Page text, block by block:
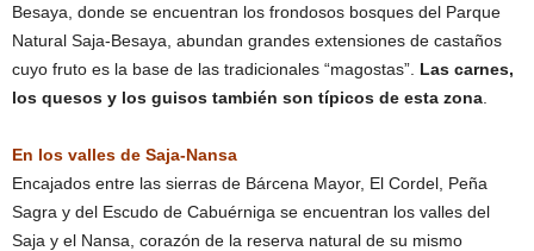
Besaya, donde se encuentran los frondosos bosques del Parque
Natural Saja-Besaya, abundan grandes extensiones de castaños
cuyo fruto es la base de las tradicionales “magostas”. Las carnes,
los quesos y los guisos también son típicos de esta zona
En los valles de Saja-Nansa
Encajados entre las sierras de Bárcena Mayor, El Cordel, Peña
Sagra y del Escudo de Cabuérniga se encuentran los valles del
Saja y el Nansa, corazón de la reserva natural de su mismo